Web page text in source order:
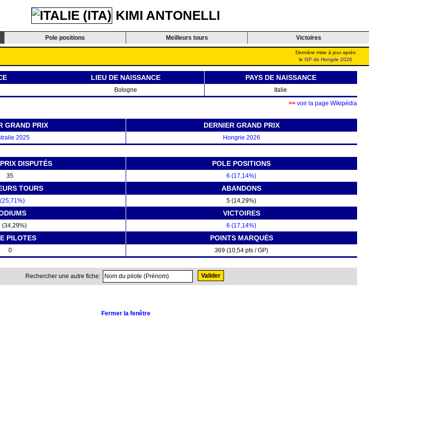
KIMI ANTONELLI
Pole positions Meilleurs tours Victoires
Dernière mise à jour après
le GP de Hongrie 2026
LIEU DE NAISSANCE PAYS DE NAISSANCE
Bologne
Italie
>> voir la page Wikipédia
GRAND PRIX DERNIER GRAND PRIX
2025 Hongrie 2026
DISPUTÉS POLE POSITIONS
35 6 (17,14%)
TOURS ABANDONS
5 (14,29%)
VICTOIRES
(34,29%) 6 (17,14%)
PILOTES POINTS MARQUÉS
0 369 (10,54 pts / GP)
Rechercher une autre fiche:
Fermer la fenêtre